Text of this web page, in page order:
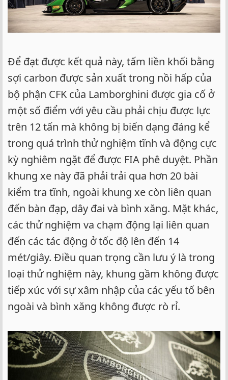
Để đạt được kết quả này, tấm liền khối bằng
sợi carbon được sản xuất trong nồi hấp của
bộ phận CFK của Lamborghini được gia cố ở
một số điểm với yêu cầu phải chịu được lực
trên 12 tấn mà không bị biến dạng đáng kể
trong quá trình thử nghiệm tĩnh và động cực
kỳ nghiêm ngặt để được FIA phê duyệt. Phần
khung xe này đã phải trải qua hơn 20 bài
kiểm tra tĩnh, ngoài khung xe còn liên quan
đến bàn đạp, dây đai và bình xăng. Mặt khác,
các thử nghiệm va chạm động lại liên quan
đến các tác động ở tốc độ lên đến 14
mét/giây. Điều quan trọng cần lưu ý là trong
loại thử nghiệm này, khung gầm không được
tiếp xúc với sự xâm nhập của các yếu tố bên
ngoài và bình xăng không được rò rỉ.